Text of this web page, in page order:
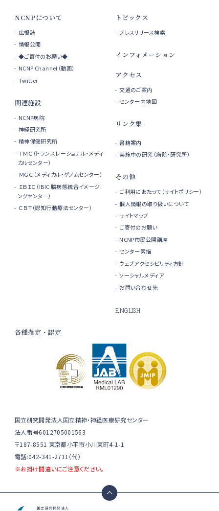
NCNPについて
広報誌
情報公開
◆ご寄付のお願い◆
NCNP Channel（動画）
Twitter
関連施設
NCNP病院
神経研究所
精神保健研究所
ＴＭＣ（トランスレーショナル・メディ
カルセンター）
ＭＧＣ（メディカル・ゲノムセンター）
ＩＢＩＣ（IBIC 脳病態統合イメージ
ングセンター）
ＣＢＴ（認知行動療法センター）
トピックス
プレスリリース検索
インフォメーション
アクセス
交通のご案内
センター内地図
リンク集
書籍案内
実施中の研究（病院・研究所）
その他
ご利用にあたって（サイトポリシー）
個人情報の取り扱いについて
サイトマップ
ご寄付のお願い
NCNP市民公開講座
センター素描
ウェブアクセシビリティ方針
ソーシャルメディア
お問い合わせ先
ENGLISH
各種指定・認定
国立研究開発法人国立精神・神経医療研究センター
法人番号6012705001563
〒187-8551 東京都小平市小川東町4-1-1
電話:042-341-2711（代）
※お掛け間違いにご注意ください。
国立研究開発法人